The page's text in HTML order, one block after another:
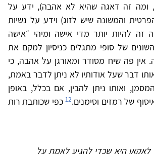
ומה זה דאגה שהיא לא אהבה), ידע על
והמשונה שיש לזוג) וידע על נשיות
זה להיות יותר מדי אישה ומיהי ״אישה
של סופי מתגלים כניסיון למקם את
פה שיח מסודר ומאורגן על אהבה, כי
דבר שעל אודותיו לא ניתן לדבר באמת,
ואותו ניתן להבין, אם בכלל, באופן
של רמזים וסימנים.12כפי שכותבת רות
לאקאן היא שכדי להגיע לאמת על